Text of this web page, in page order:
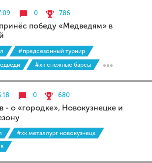
0 786
победу «Медведям» в
#предсезонный турнир
#хк снежные барсы
0 680
- о «городке», Новокузнецке и
#хк металлург новокузнецк